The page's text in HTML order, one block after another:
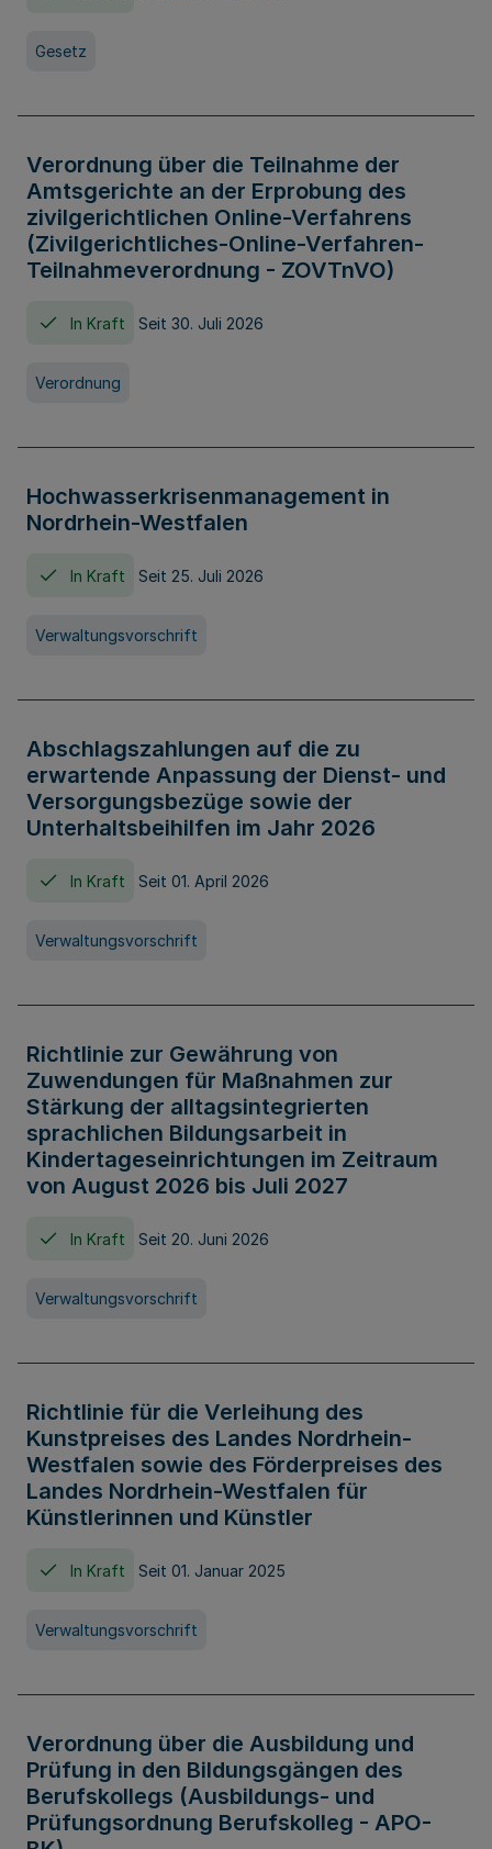
Gesetz
Verordnung über die Teilnahme der
Amtsgerichte an der Erprobung des
zivilgerichtlichen Online-Verfahrens
(Zivilgerichtliches-Online-Verfahren-
Teilnahmeverordnung - ZOVTnVO)
In Kraft Seit 30. Juli 2026
Verordnung
Hochwasserkrisenmanagement in
Nordrhein-Westfalen
In Kraft Seit 25. Juli 2026
Verwaltungsvorschrift
Abschlagszahlungen auf die zu
erwartende Anpassung der Dienst- und
Versorgungsbezüge sowie der
Unterhaltsbeihilfen im Jahr 2026
In Kraft Seit 01. April 2026
Verwaltungsvorschrift
Richtlinie zur Gewährung von
Zuwendungen für Maßnahmen zur
Stärkung der alltagsintegrierten
sprachlichen Bildungsarbeit in
Kindertageseinrichtungen im Zeitraum
von August 2026 bis Juli 2027
In Kraft Seit 20. Juni 2026
Verwaltungsvorschrift
Richtlinie für die Verleihung des
Kunstpreises des Landes Nordrhein-
Westfalen sowie des Förderpreises des
Landes Nordrhein-Westfalen für
Künstlerinnen und Künstler
In Kraft Seit 01. Januar 2025
Verwaltungsvorschrift
Verordnung über die Ausbildung und
Prüfung in den Bildungsgängen des
Berufskollegs (Ausbildungs- und
Prüfungsordnung Berufskolleg - APO-